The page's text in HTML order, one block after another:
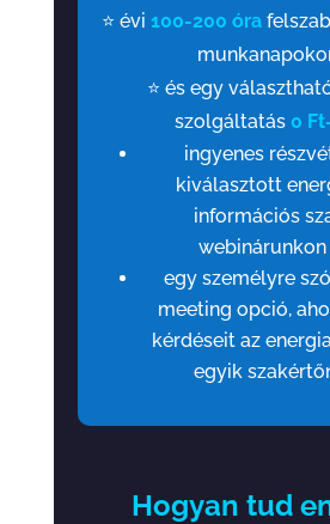
⭐ évi100-200 óra
⭐ és egy
szolgáltatás 0
ingyenes
kiválasztott
információs
egy személyre
meeting opció,
kérdéseit az
egyik
Hogyan tud